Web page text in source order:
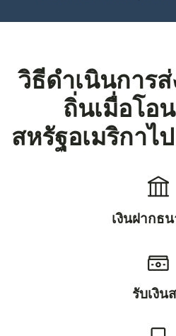
วิธีดำเนินการ
ถิ่นเมื่อโอ
สหรัฐอเมริกาไ
เงินฝากธ
รับเงิน